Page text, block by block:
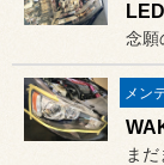
ま